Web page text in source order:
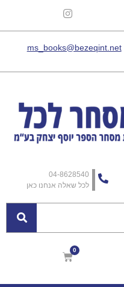
ms_books@bezeqint.net
04-8628540
לכל שאלה אנחנו כאן